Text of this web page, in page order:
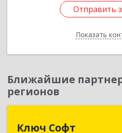
Отправить
Показать
Отправить
Назад
Ближайшие
регионов
Ключ Софт